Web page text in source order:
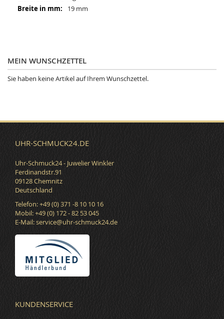
19 mm
MEIN WUNSCHZETTEL
Sie haben keine Artikel auf Ihrem Wunschzettel.
UHR-SCHMUCK24.DE
Uhr-Schmuck24 - Juwelier Winkler
Ferdinandstr.91
09128 Chemnitz
Deutschland
Telefon: +49 (0) 371 -8 10 10 16
Mobil: +49 (0) 172 - 82 53 045
E-Mail:service@uhr-schmuck24.de
KUNDENSERVICE